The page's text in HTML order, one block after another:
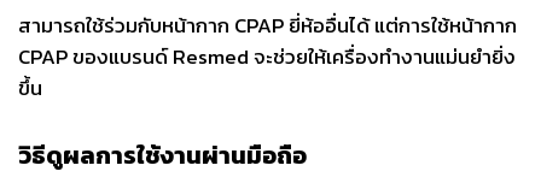
สามารถใช้ร่วมกับหน้ากาก CPAP ยี่ห้ออื่นได้ แต่การใช้หน้ากาก
CPAP ของแบรนด์ Resmed จะช่วยให้เครื่องทำงานแม่นยำยิ่ง
ขึ้น
วิธีดูผลการใช้งานผ่านมือถือ